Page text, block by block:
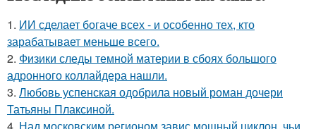
1. ИИ сделает богаче всех - и особенно тех, кто
зарабатывает меньше всего.
2. Физики следы темной материи в сбоях большого
адронного коллайдера нашли.
3. Любовь успенская одобрила новый роман дочери
Татьяны Плаксиной.
4. Над московским регионом завис мощный циклон, чьи